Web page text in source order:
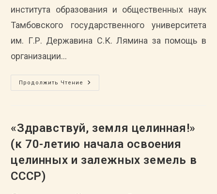
института образования и общественных наук
Тамбовского государственного университета
им. Г.Р. Державина С.К. Лямина за помощь в
организации…
Продолжить Чтение
В
Адрес
Благодарственное
Письмо
Директора
Образования
И
«Здравствуй, земля целинная!»
(к 70-летию начала освоения
целинных и залежных земель в
СССР)